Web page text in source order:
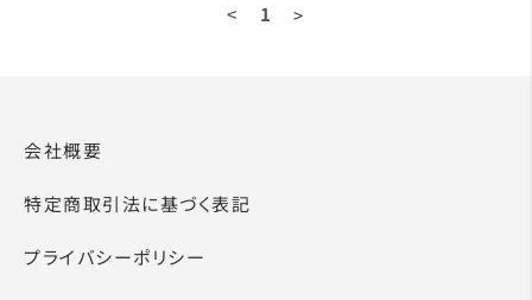
< 1 >
会社概要
特定商取引法に基づく表記
プライバシーポリシー